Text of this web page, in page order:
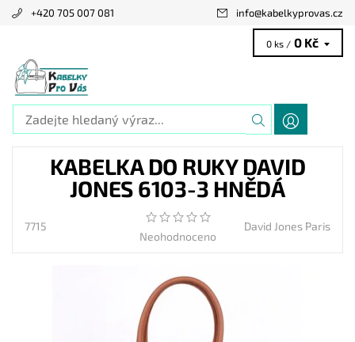
+420 705 007 081 info@kabelkyprovas.cz
0 ks / 0 Kč
KABELKA DO RUKY DAVID
JONES 6103-3 HNĚDÁ
7715
Neohodnoceno
David Jones Paris